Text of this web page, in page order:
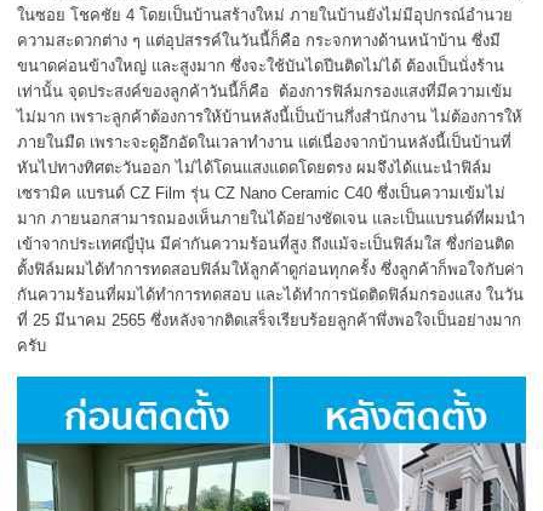
ในซอย โชคชัย 4 โดยเป็นบ้านสร้างใหม่ ภายในบ้านยังไม่มีอุปกรณ์อำนวย
ความสะดวกต่าง ๆ แต่อุปสรรค์ในวันนี้ก็คือ กระจกทางด้านหน้าบ้าน ซึ่งมี
ขนาดค่อนข้างใหญ่ และสูงมาก ซึ่งจะใช้บันไดปีนติดไม่ได้ ต้องเป็นนั่งร้าน
เท่านั้น จุดประสงค์ของลูกค้าวันนี้ก็คือ ต้องการฟิล์มกรองแสงที่มีความเข้ม
ไม่มาก เพราะลูกค้าต้องการให้บ้านหลังนี้เป็นบ้านกึ่งสำนักงาน ไม่ต้องการให้
ภายในมืด เพราะจะดูอึกอัดในเวลาทำงาน แต่เนื่องจากบ้านหลังนี้เป็นบ้านที่
หันไปทางทิศตะวันออก ไม่ได้โดนแสงแดดโดยตรง ผมจึงได้แนะนำฟิล์ม
เซรามิค แบรนด์ CZ Film รุ่น CZ Nano Ceramic C40 ซึ่งเป็นความเข้มไม่
มาก ภายนอกสามารถมองเห็นภายในได้อย่างชัดเจน และเป็นแบรนด์ที่ผมนำ
เข้าจากประเทศญี่ปุ่น มีค่ากันความร้อนที่สูง ถึงแม้จะเป็นฟิล์มใส ซึ่งก่อนติด
ตั้งฟิล์มผมได้ทำการทดสอบฟิล์มให้ลูกค้าดูก่อนทุกครั้ง ซึ่งลูกค้าก็พอใจกับค่า
กันความร้อนที่ผมได้ทำการทดสอบ และได้ทำการนัดติดฟิล์มกรองแสง ในวัน
ที่ 25 มีนาคม 2565 ซึ่งหลังจากติดเสร็จเรียบร้อยลูกค้าพึ่งพอใจเป็นอย่างมาก
ครับ